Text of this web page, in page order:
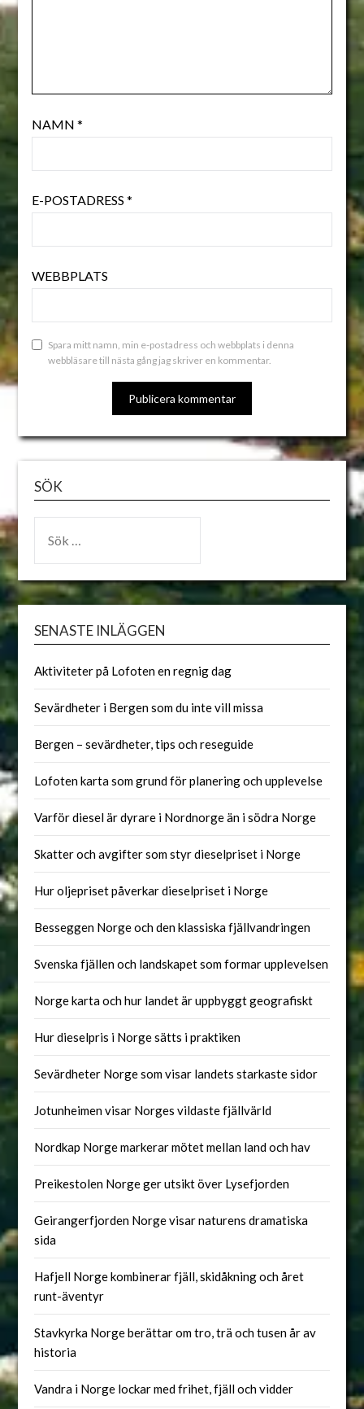
NAMN *
E-POSTADRESS *
WEBBPLATS
Spara mitt namn, min e-postadress och webbplats i denna
webbläsare till nästa gång jag skriver en kommentar.
ALTERNATIVE:
SÖK
SENASTE INLÄGGEN
Aktiviteter på Lofoten en regnig dag
Sevärdheter i Bergen som du inte vill missa
Bergen – sevärdheter, tips och reseguide
Lofoten karta som grund för planering och upplevelse
Varför diesel är dyrare i Nordnorge än i södra Norge
Skatter och avgifter som styr dieselpriset i Norge
Hur oljepriset påverkar dieselpriset i Norge
Besseggen Norge och den klassiska fjällvandringen
Svenska fjällen och landskapet som formar upplevelsen
Norge karta och hur landet är uppbyggt geografiskt
Hur dieselpris i Norge sätts i praktiken
Sevärdheter Norge som visar landets starkaste sidor
Jotunheimen visar Norges vildaste fjällvärld
Nordkap Norge markerar mötet mellan land och hav
Preikestolen Norge ger utsikt över Lysefjorden
Geirangerfjorden Norge visar naturens dramatiska
sida
Hafjell Norge kombinerar fjäll, skidåkning och året
runt-äventyr
Stavkyrka Norge berättar om tro, trä och tusen år av
historia
Vandra i Norge lockar med frihet, fjäll och vidder